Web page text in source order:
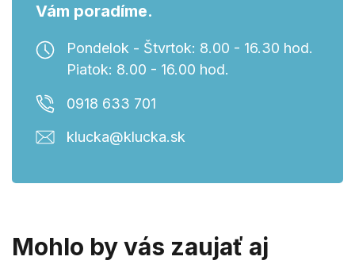
Vám poradíme.
Pondelok - Štvrtok: 8.00 - 16.30 hod.
Piatok: 8.00 - 16.00 hod.
0918 633 701
klucka@klucka.sk
Mohlo by vás zaujať aj